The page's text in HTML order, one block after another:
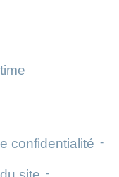
confidentialité -
-